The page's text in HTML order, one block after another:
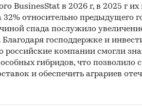
BusinesStat в 2026 г, в 2025 г
32% относительно предыдущего
спада послужило
Благодаря господдержке и
российские компании смогли
гибридов, что позволило
и обеспечить аграриев